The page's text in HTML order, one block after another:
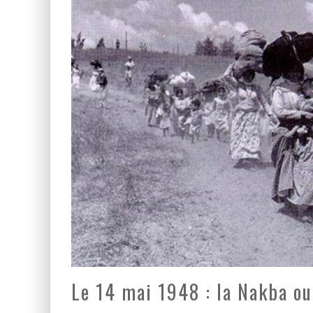
LA GUERRE SIONISTE, LA
LA BANALITÉ DU MAL
Le 14 mai 1948 : la Nakba